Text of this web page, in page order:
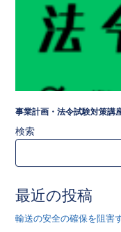
事業計画・法令試験対策講
検索
最近の投稿
輸送の安全の確保を阻害